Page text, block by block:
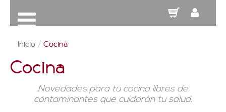
Inicio / Cocina
Cocina
Novedades para tu cocina libres de
contaminantes que cuidarán tu salud.